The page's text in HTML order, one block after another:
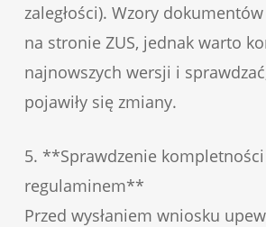
zaległości). Wzory
na stronie ZUS, jednak warto
najnowszych wersji i
pojawiły się zmiany.
5. **Sprawdzenie
regulaminem**
Przed wysłaniem wniosku